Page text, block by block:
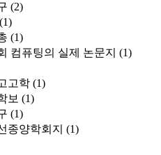
(2)
(1)
(1)
컴퓨팅의 실제 논문지 (1)
고학 (1)
보 (1)
(1)
종양학회지 (1)